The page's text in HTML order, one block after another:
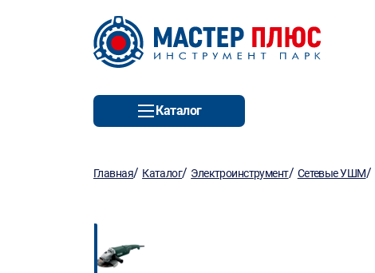
Каталог
Главная/ Каталог/ Электроинструмент/ Сетевые УШМ/